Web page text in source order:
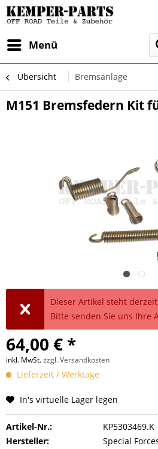
Menü
Übersicht Bremsanlage
M151 Bremsfedern Kit
Dieser Artikel steht
Bitte senden Sie uns Ihre
64,00 € *
inkl. MwSt.zzgl. Versandkosten
Lieferzeit / Werktage
In's virtuelle Lager legen
Artikel-Nr.:
KP5303469.K
Hersteller:
Special